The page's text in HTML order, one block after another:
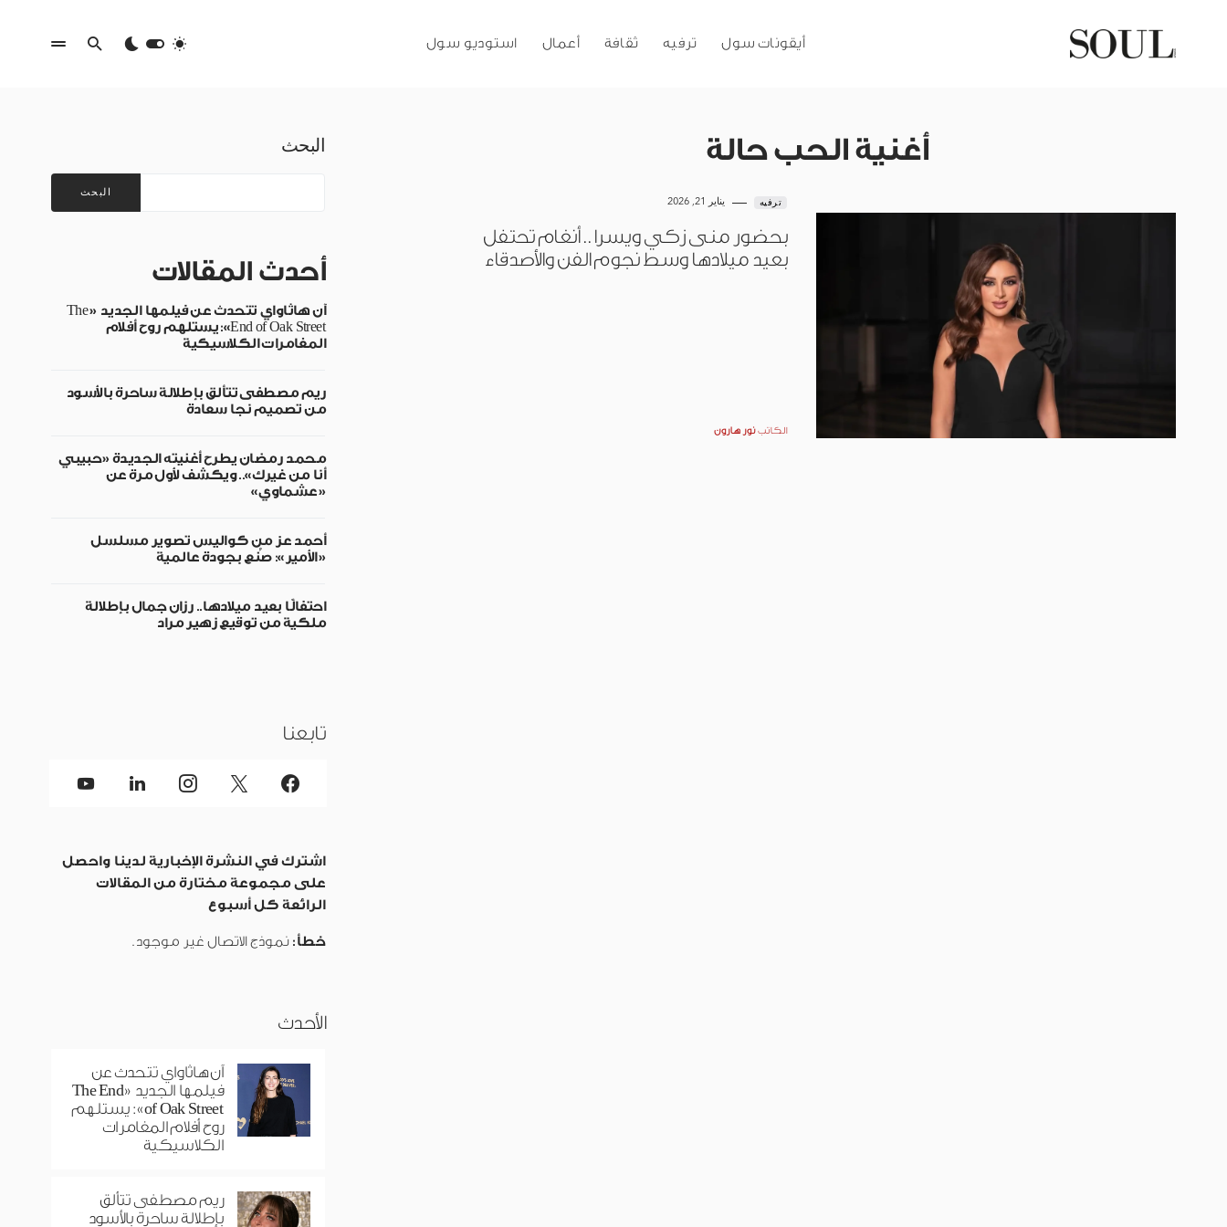
أيقونات سول ترفيه ثقافة أعمال استوديو سول
أغنية الحب حالة
ترفيه يناير 21, 2026
بحضور منى زكي ويسرا.. أنغام تحتفل
بعيد ميلادها وسط نجوم الفن والأصدقاء
الكاتب نور هارون
البحث
البحث
أحدث المقالات
آن هاثاواي تتحدث عن فيلمها الجديد «The
End of Oak Street»: يستلهم روح أفلام
المغامرات الكلاسيكية
ريم مصطفى تتألق بإطلالة ساحرة بالأسود
من تصميم نجا سعادة
محمد رمضان يطرح أغنيته الجديدة «حبيبي
أنا من غيرك».. ويكشف لأول مرة عن
«عشماوي»
أحمد عز من كواليس تصوير مسلسل
«الأمير»: صُنع بجودة عالمية
احتفالًا بعيد ميلادها.. رزان جمال بإطلالة
ملكية من توقيع زهير مراد
تابعنا
اشترك في النشرة الإخبارية لدينا واحصل
على مجموعة مختارة من المقالات
الرائعة كل أسبوع
خطأ: نموذج الاتصال غير موجود.
الأحدث
آن هاثاواي تتحدث عن
فيلمها الجديد «The End
of Oak Street»: يستلهم
روح أفلام المغامرات
الكلاسيكية
ريم مصطفى تتألق
بإطلالة ساحرة بالأسود